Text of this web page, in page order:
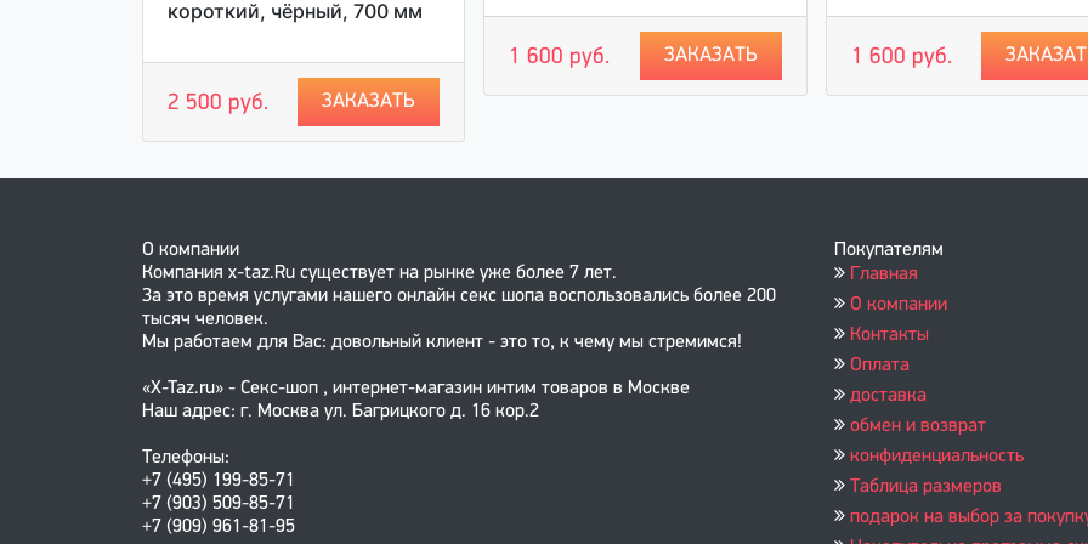
короткий, чёрный, 700 мм
2 500 руб. ЗАКАЗАТЬ
1 600 руб. ЗАКАЗАТЬ 1 600 руб.
О компании
Компания x-taz.Ru существует на рынке уже более 7 лет.
За это время услугами нашего онлайн секс шопа воспользовались более 200
тысяч человек.
Мы работаем для Вас: довольный клиент - это то, к чему мы стремимся!
«X-Taz.ru» - Секс-шоп , интернет-магазин интим товаров в Москве
Наш адрес: г. Москва ул. Багрицкого д. 16 кор.2
Телефоны:
+7 (495) 199-85-71
+7 (903) 509-85-71
+7 (909) 961-81-95
Покупателям
Главная
О компании
Контакты
Оплата
доставка
обмен и возврат
конфиденциальность
Таблица размеров
подарок на выбор за